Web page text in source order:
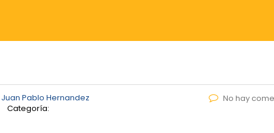
Juan Pablo Hernandez
Categoría:
No hay